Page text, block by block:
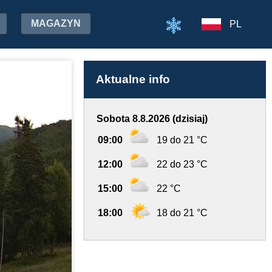
MAGAZYN PL
Aktualne info
Sobota 8.8.2026 (dzisiaj)
09:00 19 do 21 °C
12:00 22 do 23 °C
15:00 22 °C
18:00 18 do 21 °C